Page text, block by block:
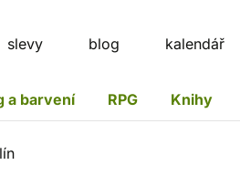
slevy blog kalendář
a barvení RPG Knihy